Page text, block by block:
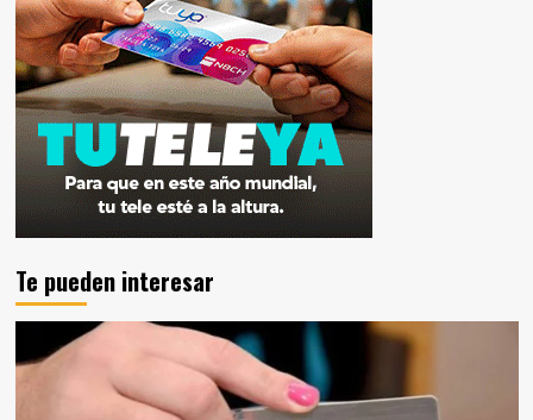
Te pueden interesar